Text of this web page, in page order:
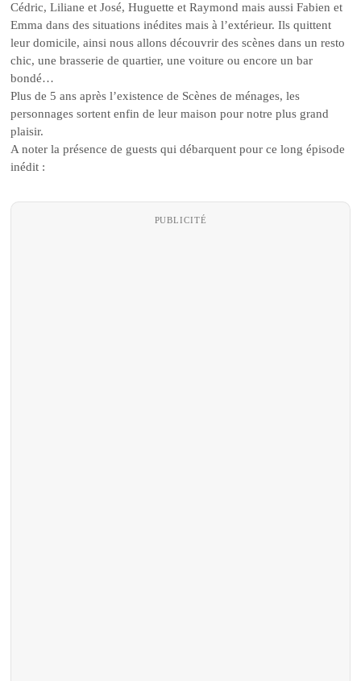
Cédric, Liliane et José, Huguette et Raymond mais aussi Fabien et
Emma dans des situations inédites mais à l’extérieur. Ils quittent
leur domicile, ainsi nous allons découvrir des scènes dans un resto
chic, une brasserie de quartier, une voiture ou encore un bar
bondé…
Plus de 5 ans après l’existence de Scènes de ménages, les
personnages sortent enfin de leur maison pour notre plus grand
plaisir.
A noter la présence de guests qui débarquent pour ce long épisode
inédit :
PUBLICITÉ